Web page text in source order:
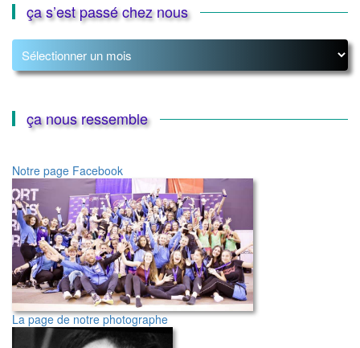
ça s’est passé chez nous
ça
s’est
passé
nousça nous ressemble
Notre page Facebook
La page de notre photographe